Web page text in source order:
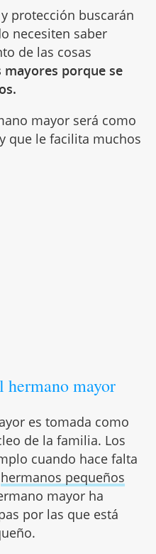
protección buscarán
necesiten saber
de las cosas
porque se
mayor será como
que le facilita muchos
hermano mayor
es tomada como
de la familia. Los
cuando hace falta
hermanos pequeños
mayor ha
por las que está